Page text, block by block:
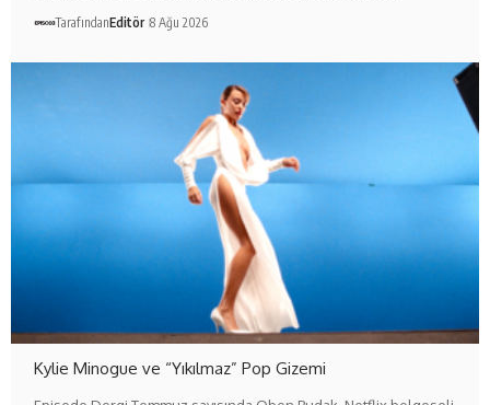
TarafındanEditör 8 Ağu 2026
Kylie Minogue ve “Yıkılmaz” Pop Gizemi